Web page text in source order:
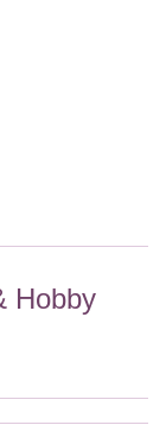
Hobby